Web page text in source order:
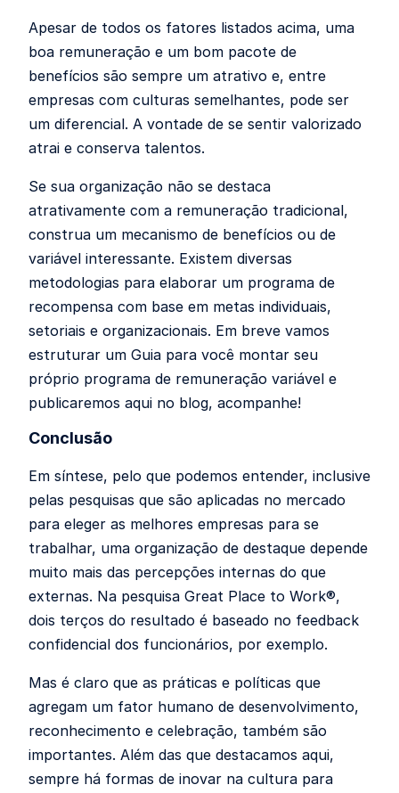
Apesar de todos os fatores listados acima, uma
boa remuneração e um bom pacote de
benefícios são sempre um atrativo e, entre
empresas com culturas semelhantes, pode ser
um diferencial. A vontade de se sentir valorizado
atrai e conserva talentos.
Se sua organização não se destaca
atrativamente com a remuneração tradicional,
construa um mecanismo de benefícios ou de
variável interessante. Existem diversas
metodologias para elaborar um programa de
recompensa com base em metas individuais,
setoriais e organizacionais. Em breve vamos
estruturar um Guia para você montar seu
próprio programa de remuneração variável e
publicaremos aqui no blog, acompanhe!
Conclusão
Em síntese, pelo que podemos entender, inclusive
pelas pesquisas que são aplicadas no mercado
para eleger as melhores empresas para se
trabalhar, uma organização de destaque depende
muito mais das percepções internas do que
externas. Na pesquisa Great Place to Work®,
dois terços do resultado é baseado no feedback
confidencial dos funcionários, por exemplo.
Mas é claro que as práticas e políticas que
agregam um fator humano de desenvolvimento,
reconhecimento e celebração, também são
importantes. Além das que destacamos aqui,
sempre há formas de inovar na cultura para